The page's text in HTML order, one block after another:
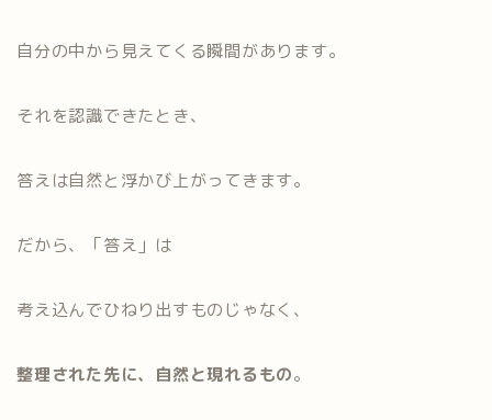
自分の中から見えてくる瞬間があります。
それを認識できたとき、
答えは自然と浮かび上がってきます。
だから、「答え」は
考え込んでひねり出すものじゃなく、
整理された先に、自然と現れるもの。